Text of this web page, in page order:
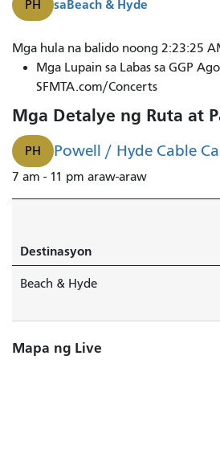
PH saBeach & Hyde
Mga hula na balido noong 2:23:25
Mga Lupain sa Labas sa GGP
SFMTA.com/Concerts
Mga Detalye ng Ruta at
PH Powell / Hyde Cable
7 am - 11 pm araw-araw
Destinasyon
Beach & Hyde
Mapa ng Live